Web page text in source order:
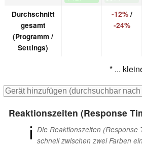
Durchschnitt
gesamt
(Programm /
Settings)
-12%/
-24%
* ...
Reaktionszeiten (Response
ℹ Die Reaktionszeiten (Response
schnell zwischen zwei Farben